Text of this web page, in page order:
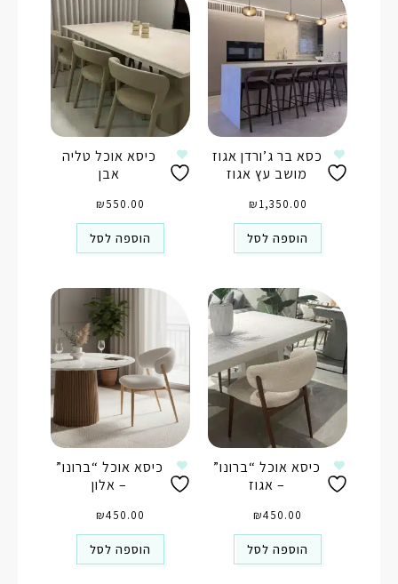
כיסא אוכל טליה
אבן
₪550.00
הוספה לסל
כסא בר ג’ורדן אגוז
מושב עץ אגוז
₪1,350.00
הוספה לסל
כיסא אוכל “ברונו”
– אלון
₪450.00
הוספה לסל
כיסא אוכל “ברונו”
– אגוז
₪450.00
הוספה לסל